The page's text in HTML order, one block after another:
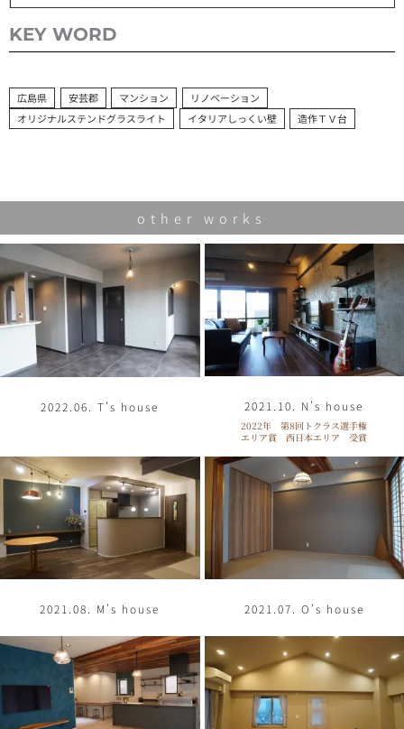
KEY WORD
広島県 安芸郡 マンション
リノベーション
オリジナルステンドグラスライト
イタリアしっくい壁 造作ＴＶ台
other works
2022.06. T’s house 2021.10. N’s house
2022年 第8回トクラス選手権
エリア賞 西日本エリア 受賞
2021.08. M’s house 2021.07. O’s house